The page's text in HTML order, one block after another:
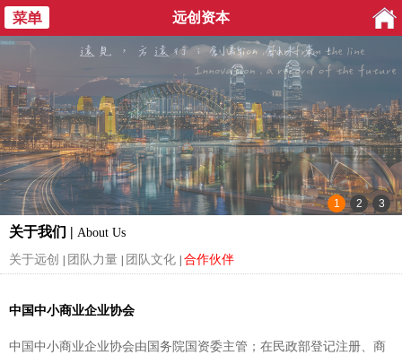
远创资本
关于我们 | About Us
关于远创
团队力量 团队文化 合作伙伴
中国中小商业企业协会
中国中小商业企业协会由国务院国资委主管；在民政部登记注册、商